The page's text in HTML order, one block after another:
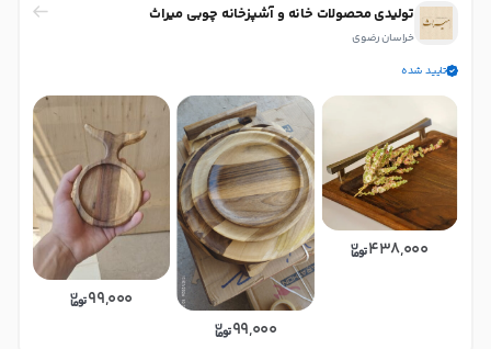
تولیدی محصولات خانه و آشپزخانه چوبی میراث
خراسان رضوی
تایید شده
438,000
99,000
99,000